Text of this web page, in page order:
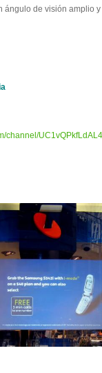
ángulo de visión amplio
channel/